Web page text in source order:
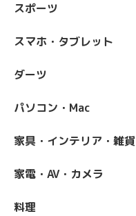
スポーツ
スマホ・タブレット
ダーツ
パソコン・Mac
家具・インテリア・雑貨
家電・AV・カメラ
料理